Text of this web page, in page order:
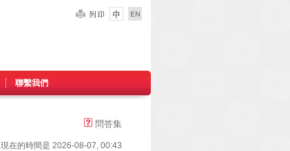
聯繫我們
問答集
現在的時間是 2026-08-07, 00:43